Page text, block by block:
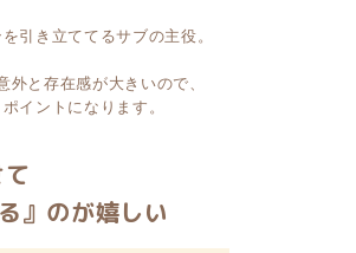
外と存在感が大きいので、
』のが嬉しい